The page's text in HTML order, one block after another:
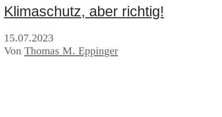
Klimaschutz, aber richtig!
15.07.2023
Von Thomas M. Eppinger